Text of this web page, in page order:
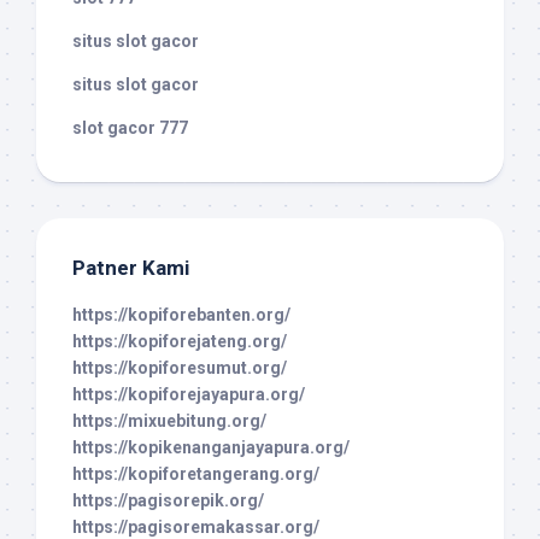
situs slot gacor
situs slot gacor
slot gacor 777
Patner Kami
https://kopiforebanten.org/
https://kopiforejateng.org/
https://kopiforesumut.org/
https://kopiforejayapura.org/
https://mixuebitung.org/
https://kopikenanganjayapura.org/
https://kopiforetangerang.org/
https://pagisorepik.org/
https://pagisoremakassar.org/